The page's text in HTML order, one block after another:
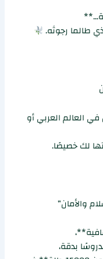
طالما رجوتَه.
العالم العربي أو
لك خصيصًا.
والأمان”